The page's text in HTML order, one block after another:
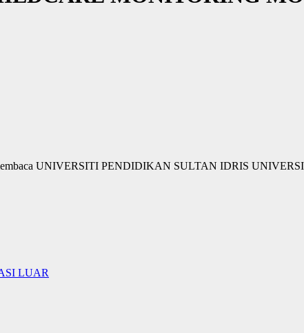
UNIVERSITI PENDIDIKAN SULTAN IDRIS
LUAR